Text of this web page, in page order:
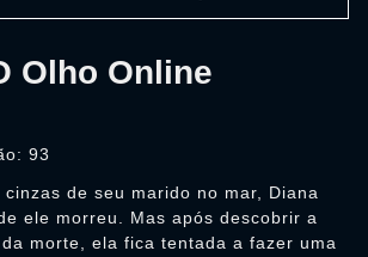
93
Olho Online
de seu marido no mar, Diana
ele morreu. Mas após descobrir a
morte, ela fica tentada a fazer uma